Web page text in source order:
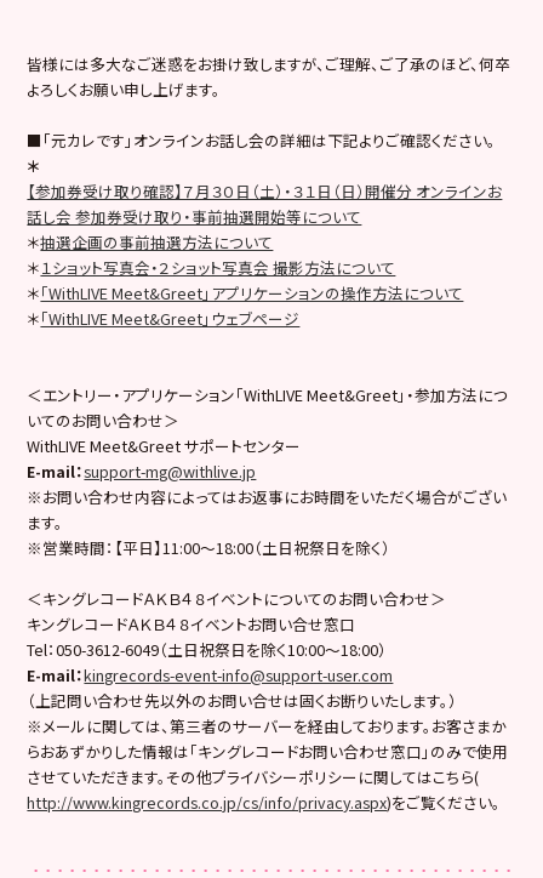
皆様には多大なご迷惑をお掛け致しますが、ご理解、ご了承のほど、何卒
よろしくお願い申し上げます。
■「元カレです」オンラインお話し会の詳細は下記よりご確認ください。
＊
【参加券受け取り確認】７月３０日（土）・３１日（日）開催分 オンラインお
話し会 参加券受け取り・事前抽選開始等について
＊抽選企画の事前抽選方法について
＊１ショット写真会・２ショット写真会 撮影方法について
＊「WithLIVE Meet&Greet」アプリケーションの操作方法について
＊「WithLIVE Meet&Greet」ウェブページ
＜エントリー・アプリケーション「WithLIVE Meet&Greet」・参加方法につ
いてのお問い合わせ＞
WithLIVE Meet&Greet サポートセンター
E-mail：support-mg@withlive.jp
※お問い合わせ内容によってはお返事にお時間をいただく場合がござい
ます。
※営業時間：【平日】11:00〜18:00（土日祝祭日を除く）
＜キングレコードＡＫＢ４８イベントについてのお問い合わせ＞
キングレコードＡＫＢ４８イベントお問い合せ窓口
Tel：050-3612-6049（土日祝祭日を除く10:00〜18:00）
E-mail：kingrecords-event-info@support-user.com
（上記問い合わせ先以外のお問い合せは固くお断りいたします。）
※メールに関しては、第三者のサーバーを経由しております。お客さまか
らおあずかりした情報は「キングレコードお問い合わせ窓口」のみで使用
させていただきます。その他プライバシーポリシーに関してはこちら(
http://www.kingrecords.co.jp/cs/info/privacy.aspx)をご覧ください。